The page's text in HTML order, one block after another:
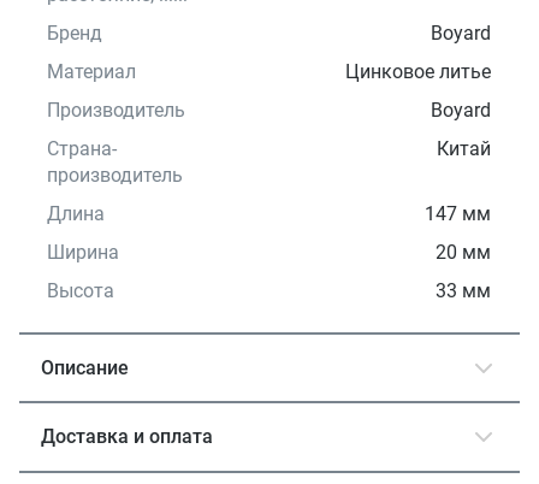
Бренд
Boyard
Материал
Цинковое литье
Производитель
Boyard
Страна-
производитель
Китай
Длина
147 мм
Ширина
20 мм
Высота
33 мм
Описание
Доставка и оплата